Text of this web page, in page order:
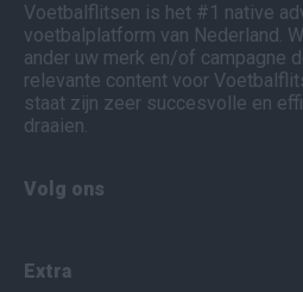
Voetbalflitsen is het #1 native
voetbalplatform van Nederland.
ander uw merk en/of campagne
relevante content voor
staat zijn zeer succesvolle en
draaien.
Volg ons
Extra